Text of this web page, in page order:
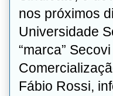
nos próximos
Universidade
“marca”
Fábio Rossi,